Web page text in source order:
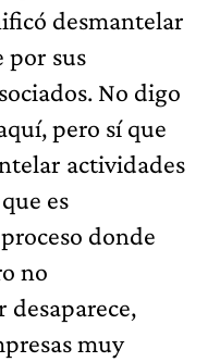
desmantelar
sus
No digo
pero sí que
actividades
es
donde
no
desaparece,
muy